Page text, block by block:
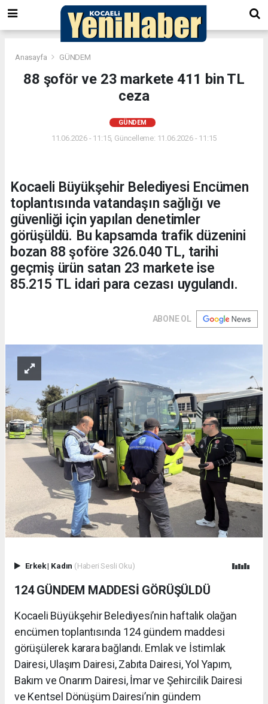
Anasayfa GÜNDEM
88 şoför ve 23 markete 411 bin TL
ceza
GÜNDEM
11.06.2026 - 11:15, Güncelleme: 11.06.2026 - 11:15
Kocaeli Büyükşehir Belediyesi Encümen
toplantısında vatandaşın sağlığı ve
güvenliği için yapılan denetimler
görüşüldü. Bu kapsamda trafik düzenini
bozan 88 şoföre 326.040 TL, tarihi
geçmiş ürün satan 23 markete ise
85.215 TL idari para cezası uygulandı.
ABONE OL
Erkek| Kadın (Haberi Sesli Oku)
124 GÜNDEM MADDESİ GÖRÜŞÜLDÜ
Kocaeli Büyükşehir Belediyesi’nin haftalık olağan
encümen toplantısında 124 gündem maddesi
görüşülerek karara bağlandı. Emlak ve İstimlak
Dairesi, Ulaşım Dairesi, Zabıta Dairesi, Yol Yapım,
Bakım ve Onarım Dairesi, İmar ve Şehircilik Dairesi
ve Kentsel Dönüşüm Dairesi’nin gündem